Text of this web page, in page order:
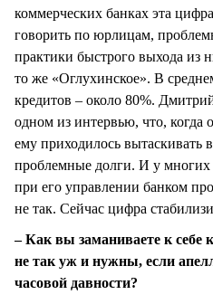
коммерческих банках эта
говорить по юрлицам,
практики быстрого выхода из
то же «Оглухинское». В
кредитов – около 80%.
одном из интервью, что, когда
ему приходилось вытаскивать
проблемные долги. И у многих
при его управлении банком
не так. Сейчас цифра
– Как вы заманиваете к себе
не так уж и нужны, если
часовой давности?